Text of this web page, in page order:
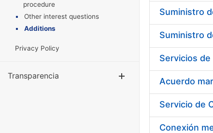
procedure
Other interest questions
Additions
Privacy Policy
Transparencia Show/Hide
Acuerdo